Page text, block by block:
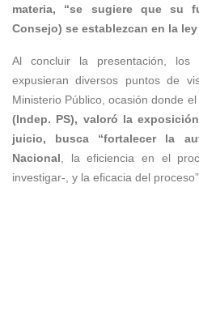
materia, “se sugiere que su
Consejo) se establezcan en la
Al concluir la presentación, los
expusieran diversos puntos de
Ministerio Público, ocasión donde el
(Indep. PS), valoró la
juicio, busca “fortalecer la
Nacional, la eficiencia en el
investigar-, y la eficacia del